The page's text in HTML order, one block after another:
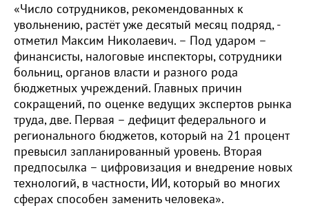
«Число сотрудников, рекомендованных к
увольнению, растёт уже десятый месяц подряд, -
отметил Максим Николаевич. – Под ударом –
финансисты, налоговые инспекторы, сотрудники
больниц, органов власти и разного рода
бюджетных учреждений. Главных причин
сокращений, по оценке ведущих экспертов рынка
труда, две. Первая – дефицит федерального и
регионального бюджетов, который на 21 процент
превысил запланированный уровень. Вторая
предпосылка – цифровизация и внедрение новых
технологий, в частности, ИИ, который во многих
сферах способен заменить человека».